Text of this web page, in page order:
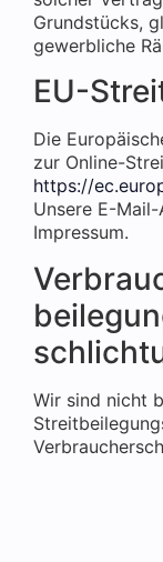
Grundstücks,
gewerbliche
EU-
Die
zur Online-
https://
Unsere E-
Impressum.
Wir sind nicht